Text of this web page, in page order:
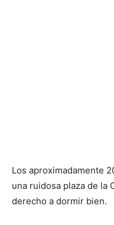
Los aproximadamente
una ruidosa plaza de la
derecho a dormir bien.